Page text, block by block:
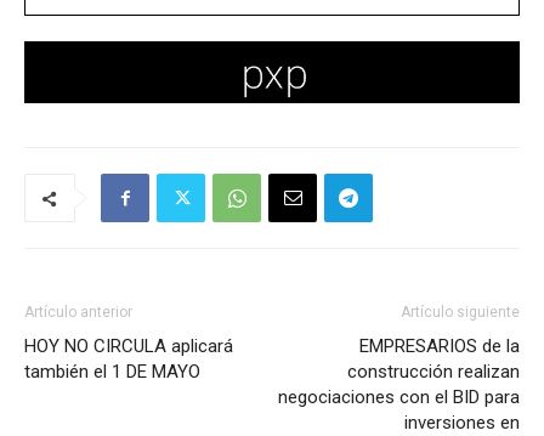
Artículo anterior
HOY NO CIRCULA aplicará
también el 1 DE MAYO
Artículo siguiente
EMPRESARIOS de la
construcción realizan
negociaciones con el BID para
inversiones en